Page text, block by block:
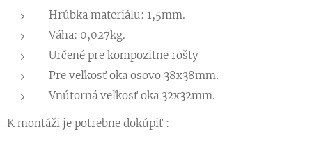
Hrúbka materiálu: 1,5mm.
Váha: 0,027kg.
Určené pre kompozitne rošty
Pre veľkosť oka osovo 38x38mm.
Vnútorná veľkosť oka 32x32mm.
K montáži je potrebne dokúpiť :